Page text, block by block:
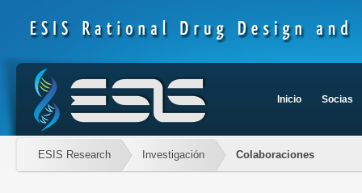
Inicio Socias
ESIS Research Investigación Colaboraciones